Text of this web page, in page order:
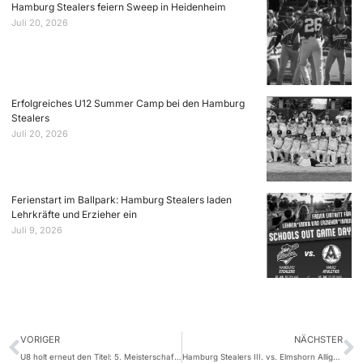
Hamburg Stealers feiern Sweep in Heidenheim
Juli 20, 2026
Erfolgreiches U12 Summer Camp bei den Hamburg
Stealers
Juli 20, 2026
Ferienstart im Ballpark: Hamburg Stealers laden
Lehrkräfte und Erzieher ein
Juli 9, 2026
VORIGER
U8 holt erneut den Titel: 5. Meisterschaft in Folge
NÄCHSTER
Hamburg Stealers III. vs. Elmshorn Alligators II.